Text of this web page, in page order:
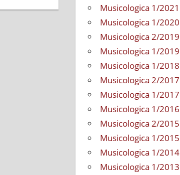
Musicologica 1/2021
Musicologica 1/2020
Musicologica 2/2019
Musicologica 1/2019
Musicologica 1/2018
Musicologica 2/2017
Musicologica 1/2017
Musicologica 1/2016
Musicologica 2/2015
Musicologica 1/2015
Musicologica 1/2014
Musicologica 1/2013